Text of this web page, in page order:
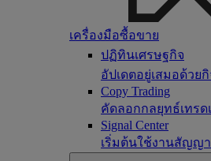
เครื่องมือซื้อขาย
ปฏิทินเศรษฐกิจ
อัปเดตอยู่เสมอด้วย
Copy Trading
คัดลอกกลยุทธ์เทรด
Signal Center
เริ่มต้นใช้งานสัญญา